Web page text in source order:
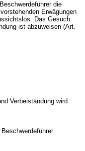
die
Erwägungen
Das Gesuch
ist abzuweisen (Art.
Verbeiständung wird